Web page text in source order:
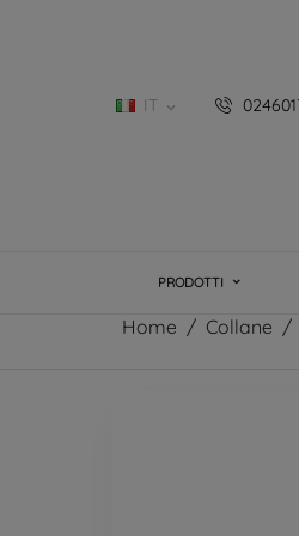
IT 
PRODOTTI
Home Collane